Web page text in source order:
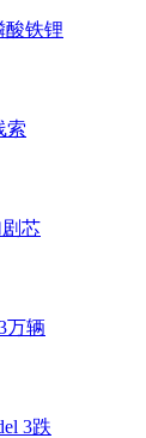
酸铁锂
索
芯
万辆
3跌